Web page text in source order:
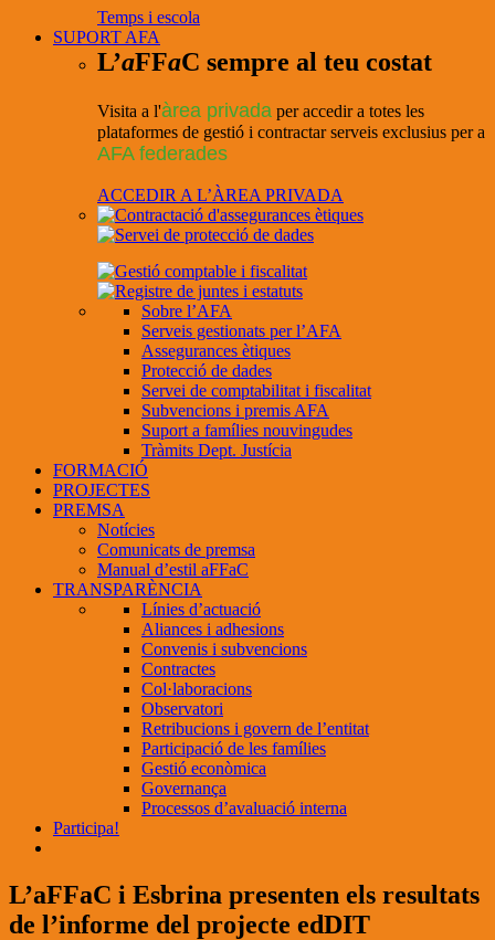
Temps i escola
SUPORT AFA
L’aFFaC sempre al teu costat
Visita a l'àrea privada per accedir a totes les
plataformes de gestió i contractar serveis exclusius per a
AFA federades
ACCEDIR A L’ÀREA PRIVADA
Sobre l’AFA
Serveis gestionats per l’AFA
Assegurances ètiques
Protecció de dades
Servei de comptabilitat i fiscalitat
Subvencions i premis AFA
Suport a famílies nouvingudes
Tràmits Dept. Justícia
FORMACIÓ
PROJECTES
PREMSA
Notícies
Comunicats de premsa
Manual d’estil aFFaC
TRANSPARÈNCIA
Línies d’actuació
Aliances i adhesions
Convenis i subvencions
Contractes
Col·laboracions
Observatori
Retribucions i govern de l’entitat
Participació de les famílies
Gestió econòmica
Governança
Processos d’avaluació interna
Participa!
L’aFFaC i Esbrina presenten els resultats
de l’informe del projecte edDIT